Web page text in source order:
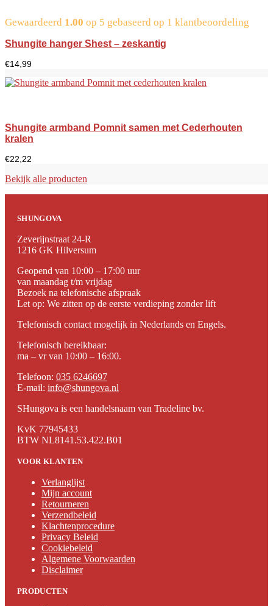
Gewaardeerd 1.00 op 5 gebaseerd op 1 klantbeoordeling
Shungite hanger Shest – zeskantig
€14,99
Shungite armband Pomnit samen met Cederhouten
kralen
€22,22
Bekijk alle producten
SHUNGOVA
Zeverijnstraat 24-R
1216 GK Hilversum
Geopend van 10:00 – 17:00 uur
van maandag t/m vrijdag
Bezoek na telefonische afspraak
Let op: We zitten op de eerste verdieping zonder lift
Telefonisch contact mogelijk in Nederlands en Engels.
Telefonisch bereikbaar:
ma – vr van 10:00 – 16:00.
Telefoon: 035 6246697
E-mail: info@shungova.nl
SHungova is een handelsnaam van Tradeline bv.
KvK 77945433
BTW NL8141.53.422.B01
VOOR KLANTEN
Verlanglijst
Mijn account
Retourneren
Verzendbeleid
Klachtenprocedure
Privacy Beleid
Cookiebeleid
Algemene Voorwaarden
Disclaimer
PRODUCTEN